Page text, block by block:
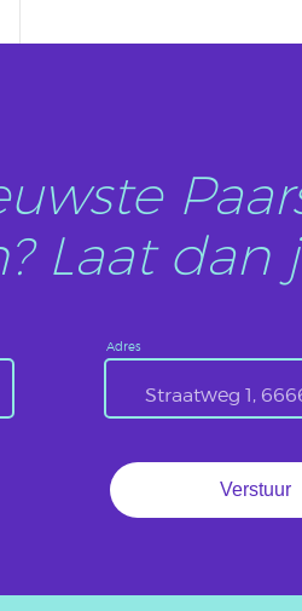
Laat dan
Adres